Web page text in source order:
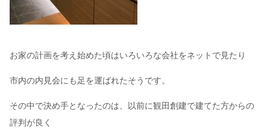
お家の計画を考え始めた頃はいろいろな会社をネットで見たり
市内の内見会にも足を運ばれたそうです。
その中で決め手となったのは、以前に観田創建で建てた方からの
評判が良く